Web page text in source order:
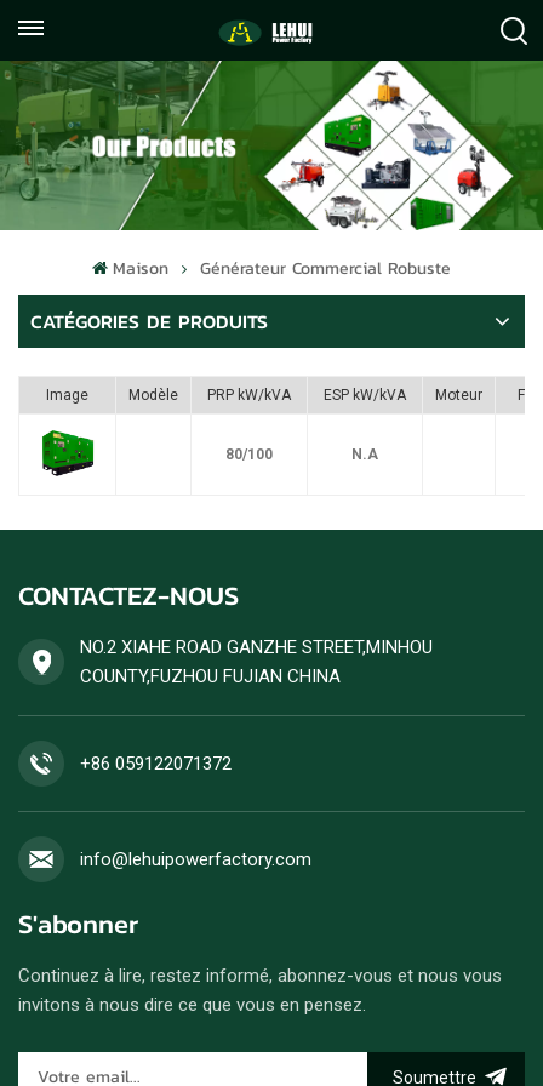
059122071372
info@lehuipowerfactory.com
Maison Générateur Commercial Robuste
CATÉGORIES DE PRODUITS
Image Modèle PRP kW/kVA ESP kW/kVA Moteur
80/100 N.A
CONTACTEZ-NOUS
NO.2 XIAHE ROAD GANZHE STREET,MINHOU
COUNTY,FUZHOU FUJIAN CHINA
+86 059122071372
info@lehuipowerfactory.com
S'abonner
Continuez à lire, restez informé, abonnez-vous et nous vous
invitons à nous dire ce que vous en pensez.
Soumettre